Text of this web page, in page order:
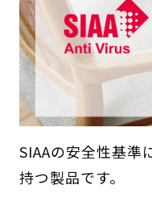
SIAAの安全性基準
持つ製品です。